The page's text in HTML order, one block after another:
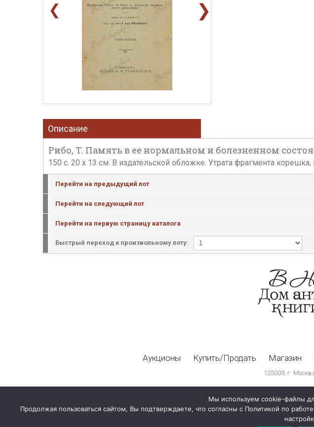
❮ ❯
Описание
Рибо, Т. Память в ее нормальном и болезненном
150 c. 20 x 13 см. В издательской обложке. Утрата фрагмента
Перейти на предыдущий лот
Перейти на следующий лот
Перейти на первую страницу каталога
Быстрый переход к произвольному лоту:
Аукционы Купить/Продать Магазин
125009, г.
Мы используем cookie-файлы
Продолжая пользоваться сайтом, Вы подтверждаете, что согласны с Политикой по